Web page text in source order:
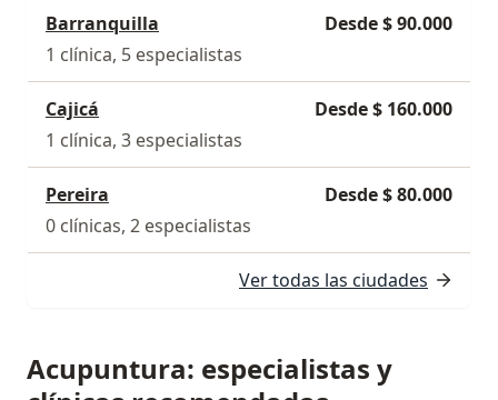
Barranquilla
Desde $ 90.000
1 clínica, 5 especialistas
Cajicá
Desde $ 160.000
1 clínica, 3 especialistas
Pereira
Desde $ 80.000
0 clínicas, 2 especialistas
Ver todas las ciudades
Acupuntura: especialistas y